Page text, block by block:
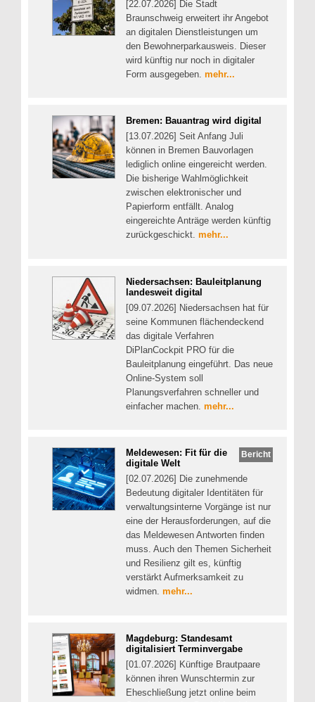
[22.07.2026] Die Stadt
Braunschweig erweitert ihr Angebot
an digitalen Dienstleistungen um
den Bewohnerparkausweis. Dieser
wird künftig nur noch in digitaler
Form ausgegeben. mehr...
Bremen: Bauantrag wird digital
[13.07.2026] Seit Anfang Juli
können in Bremen Bauvorlagen
lediglich online eingereicht werden.
Die bisherige Wahlmöglichkeit
zwischen elektronischer und
Papierform entfällt. Analog
eingereichte Anträge werden künftig
zurückgeschickt. mehr...
Niedersachsen: Bauleitplanung
landesweit digital
[09.07.2026] Niedersachsen hat für
seine Kommunen flächendeckend
das digitale Verfahren
DiPlanCockpit PRO für die
Bauleitplanung eingeführt. Das neue
Online-System soll
Planungsverfahren schneller und
einfacher machen. mehr...
Bericht
Meldewesen: Fit für die
digitale Welt
[02.07.2026] Die zunehmende
Bedeutung digitaler Identitäten für
verwaltungsinterne Vorgänge ist nur
eine der Herausforderungen, auf die
das Meldewesen Antworten finden
muss. Auch den Themen Sicherheit
und Resilienz gilt es, künftig
verstärkt Aufmerksamkeit zu
widmen. mehr...
Magdeburg: Standesamt
digitalisiert Terminvergabe
[01.07.2026] Künftige Brautpaare
können ihren Wunschtermin zur
Eheschließung jetzt online beim